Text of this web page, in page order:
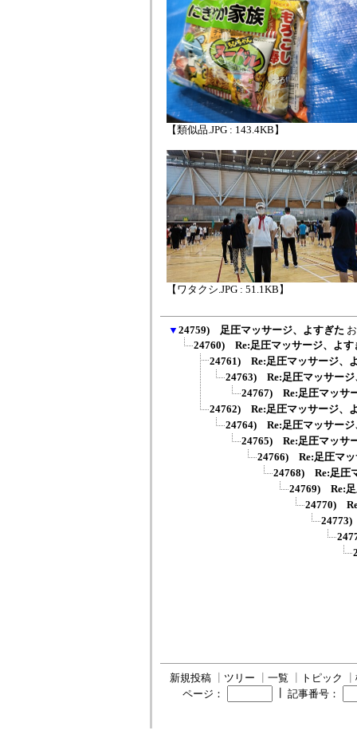
【類似品.JPG : 143.4KB】
【ワタクシ.JPG : 51.1KB】
▼ 24759) 足圧マッサージ、よすぎた
24760) Re:足圧マッサージ、よす
24761) Re:足圧マッサージ、
24763) Re:足圧マッサージ
24767) Re:足圧マッサ
24762) Re:足圧マッサージ、
24764) Re:足圧マッサージ
24765) Re:足圧マッサ
24766) Re:足圧マッ
24768) Re:足圧
24769) Re:足
24770)
24773)
新規投稿 ツリー 一覧 トピック
ページ：
記事番号：